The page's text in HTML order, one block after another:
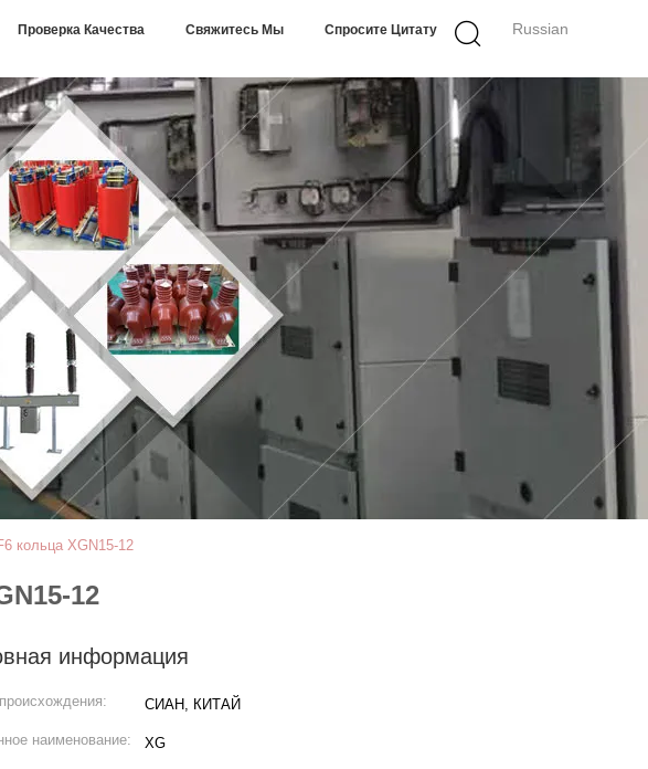
Russian
Проверка Качества Свяжитесь Мы Спросите Цитату
кольца XGN15-12
12
информация
СИАН, КИТАЙ
наименование: XG